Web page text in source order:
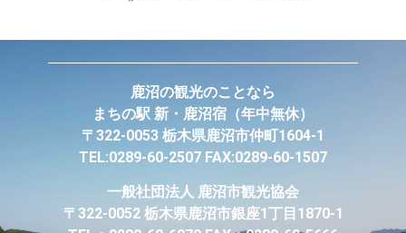
鹿沼の観光のことなら
まちの駅 新・鹿沼宿 （年中無休）
〒322-0053 栃木県鹿沼市仲町1604-1
TEL:0289-60-2507 FAX:0289-60-1507
一般社団法人 鹿沼市観光協会
〒322-0052 栃木県鹿沼市銀座1丁目1870-1